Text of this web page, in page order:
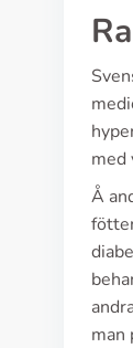
med
Å
man